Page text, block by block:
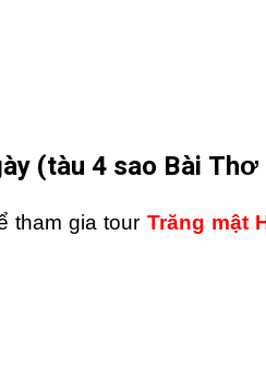
(tàu 4 sao Bài Thơ
tham gia tour Trăng mật